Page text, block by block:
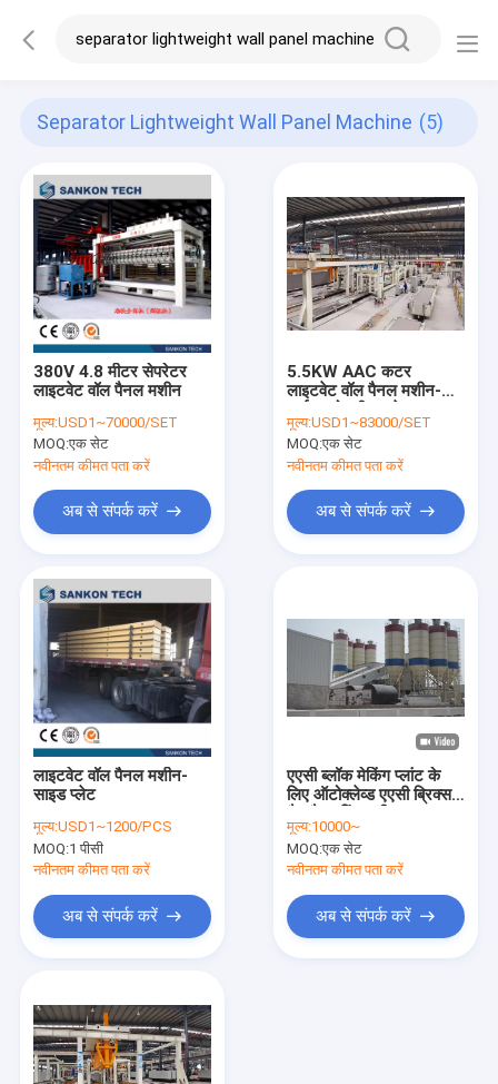
Separator Lightweight Wall Panel Machine (5)
380V 4.8 मीटर सेपरेटर
लाइटवेट वॉल पैनल मशीन
मूल्य:USD1~70000/SET
MOQ:एक सेट
नवीनतम कीमत पता करें
अब से संपर्क करें
5.5KW AAC कटर
लाइटवेट वॉल पैनल मशीन-
निर्माण के लिए स्वचालित AAC
ब्लॉक बनाने की मशीन
मूल्य:USD1~83000/SET
MOQ:एक सेट
नवीनतम कीमत पता करें
अब से संपर्क करें
लाइटवेट वॉल पैनल मशीन-
साइड प्लेट
मूल्य:USD1~1200/PCS
MOQ:1 पीसी
नवीनतम कीमत पता करें
अब से संपर्क करें
एएसी ब्लॉक मेकिंग प्लांट के
लिए ऑटोक्लेव्ड एएसी ब्रिक्स
मूल्य:10000~
MOQ:एक सेट
नवीनतम कीमत पता करें
अब से संपर्क करें